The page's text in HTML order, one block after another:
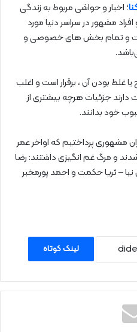
؛ اخبار و حواشی مربوط به زندگی
مشهور در سراسر دنیا مورد
است و تمام بخش های خصوصی و
غلط بودن آن ، برقرار است و اغلب
دارند جزئیات هرچه بیشتری از
خود بدانند.
مشهوری پرداختیم که اواخر عمر
شدند و مرگ غم انگیزی داشتند: رضا
– ثریا حکمت و احمد پورمخبر
لینک کوتاه